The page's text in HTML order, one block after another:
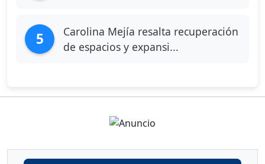
5
Carolina Mejía resalta recuperación
de espacios y expansi...